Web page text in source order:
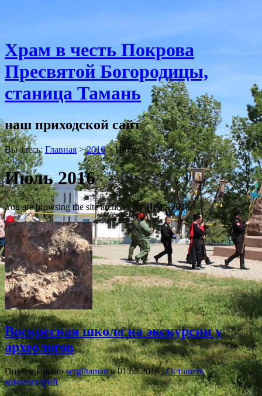
Храм в честь Покрова
Пресвятой Богородицы,
станица Тамань
наш приходской сайт
Вы здесь: Главная > 2016 > Июль
Июль 2016
You are browsing the site archives for Июль 2016.
Воскресная школа на экскурсии у
археологов
Опубликованоsergiitamanв01.07.2016|Оставить
комментарий